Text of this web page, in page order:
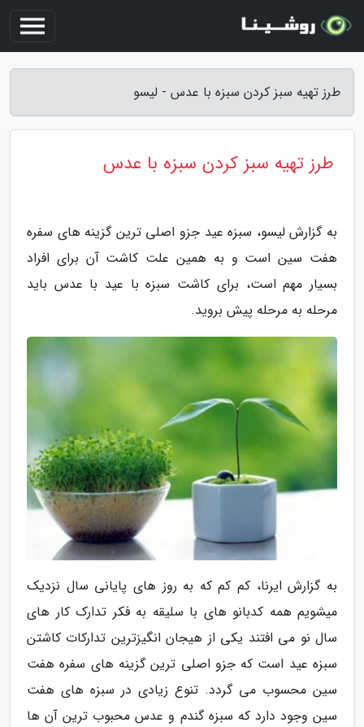
طرز تهیه سبز کردن سبزه با عدس - لیسو
طرز تهیه سبز کردن سبزه با عدس
به گزارش لیسو، سبزه عید جزو اصلی ترین گزینه های سفره
هفت سین است و به همین علت کاشت آن برای افراد
بسیار مهم است، برای کاشت سبزه با عید با عدس باید
مرحله به مرحله پیش بروید.
به گزارش ایرنا، کم کم که به روز های پایانی سال نزدیک
میشویم همه کدبانو های با سلیقه به فکر تدارک کار های
سال نو می افتند یکی از هیجان انگیزترین تدارکات کاشتن
سبزه عید است که جزو اصلی ترین گزینه های سفره هفت
سین محسوب می گردد. تنوع زیادی در سبزه های هفت
سین وجود دارد که سبزه گندم و عدس محبوب ترین آن ها